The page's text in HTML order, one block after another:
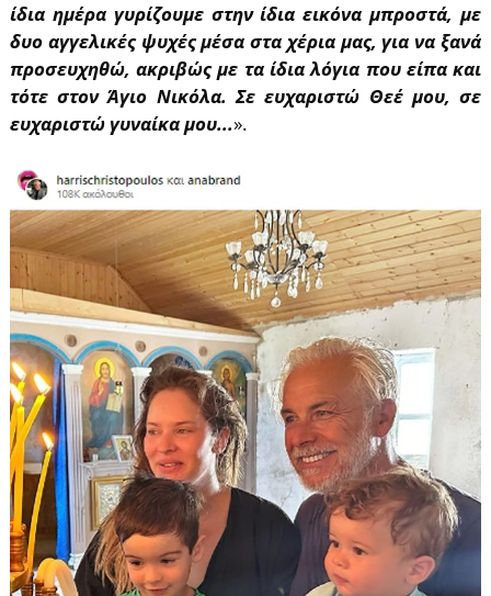
ίδια ημέρα γυρίζουμε στην ίδια εικόνα μπροστά, με
δυο αγγελικές ψυχές μέσα στα χέρια μας, για να ξανά
προσευχηθώ, ακριβώς με τα ίδια λόγια που είπα και
τότε στον Άγιο Νικόλα. Σε ευχαριστώ Θεέ μου, σε
ευχαριστώ γυναίκα μου...».